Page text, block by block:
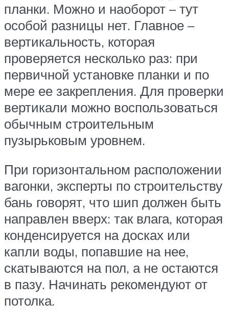
планки. Можно и наоборот – тут
особой разницы нет. Главное –
вертикальность, которая
проверяется несколько раз: при
первичной установке планки и по
мере ее закрепления. Для проверки
вертикали можно воспользоваться
обычным строительным
пузырьковым уровнем.
При горизонтальном расположении
вагонки, эксперты по строительству
бань говорят, что шип должен быть
направлен вверх: так влага, которая
конденсируется на досках или
капли воды, попавшие на нее,
скатываются на пол, а не остаются
в пазу. Начинать рекомендуют от
потолка.